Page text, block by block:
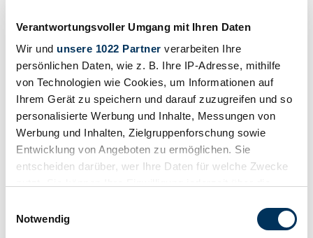
Verantwortungsvoller Umgang mit Ihren Daten
Wir und unsere 1022 Partner verarbeiten Ihre
persönlichen Daten, wie z. B. Ihre IP-Adresse, mithilfe
von Technologien wie Cookies, um Informationen auf
Ihrem Gerät zu speichern und darauf zuzugreifen und so
personalisierte Werbung und Inhalte, Messungen von
Werbung und Inhalten, Zielgruppenforschung sowie
Entwicklung von Angeboten zu ermöglichen. Sie
entscheiden darüber, wer Ihre Daten für welche Zwecke
Trigger Symbol ändern oder widerrufen
Notwendig
Particulier